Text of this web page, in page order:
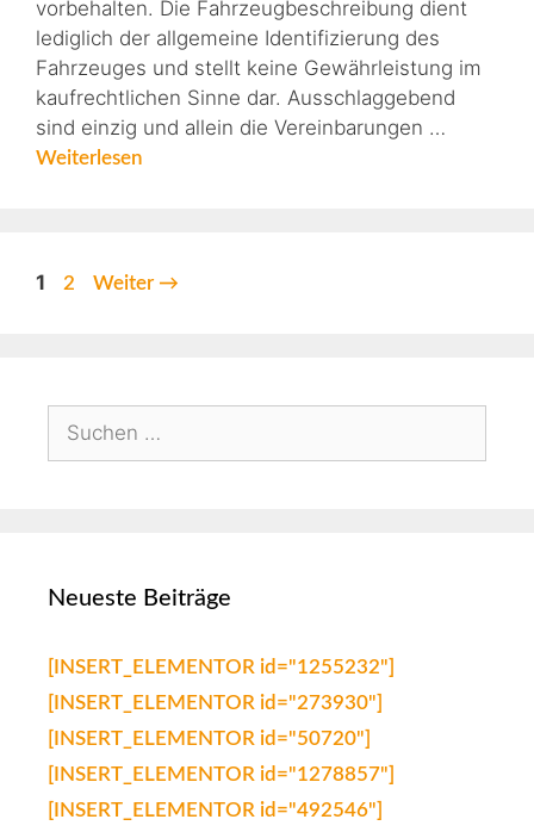
vorbehalten. Die Fahrzeugbeschreibung dient
lediglich der allgemeine Identifizierung des
Fahrzeuges und stellt keine Gewährleistung im
kaufrechtlichen Sinne dar. Ausschlaggebend
sind einzig und allein die Vereinbarungen …
Weiterlesen
1 2 Weiter →
Neueste Beiträge
[INSERT_ELEMENTOR id="1255232"]
[INSERT_ELEMENTOR id="273930"]
[INSERT_ELEMENTOR id="50720"]
[INSERT_ELEMENTOR id="1278857"]
[INSERT_ELEMENTOR id="492546"]